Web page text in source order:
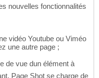
nouvelles fonctionnalités
vidéo Youtube ou Viméo
une autre page ;
de vue dun élément à
Page Shot se charge de